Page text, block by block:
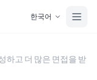
한국어
하고 더 많은 면접을 받